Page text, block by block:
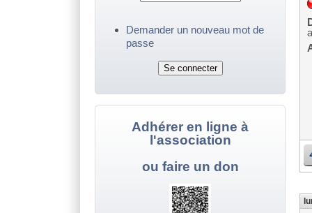
Demander un nouveau mot de
passe
Adhérer en ligne à
l'association
ou faire un don